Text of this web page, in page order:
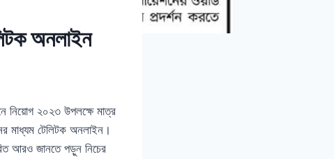
অনলাইন
নিয়োগ ২০২৩ উপলক্ষে মাত্র
মাধ্যম টেলিটক অনলাইন।
আরও জানতে পড়ুন নিচের